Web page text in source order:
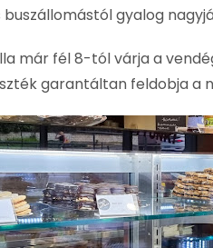
buszállomástól gyalog
már fél 8-tól várja a
garantáltan feldobja a